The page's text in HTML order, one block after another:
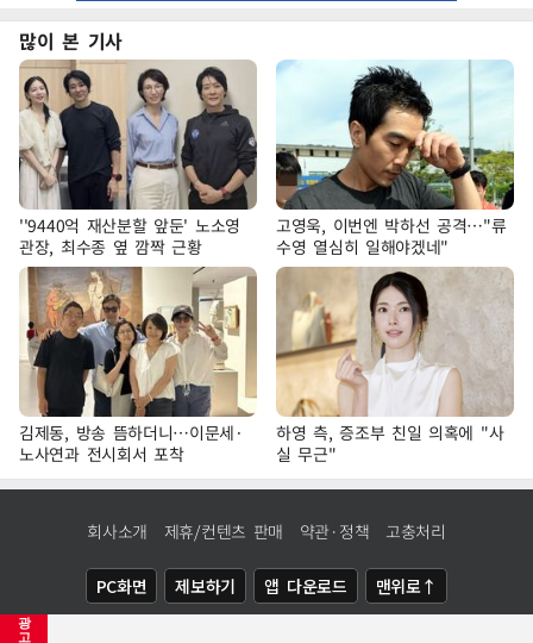
광
고
많이 본 기사
''9440억 재산분할 앞둔' 노소영
관장, 최수종 옆 깜짝 근황
고영욱, 이번엔 박하선 공격…"류
수영 열심히 일해야겠네"
김제동, 방송 뜸하더니…이문세·
노사연과 전시회서 포착
하영 측, 증조부 친일 의혹에 "사
실 무근"
회사소개 제휴/컨텐츠 판매 약관·정책 고충처리
PC화면 제보하기 앱 다운로드 맨위로↑